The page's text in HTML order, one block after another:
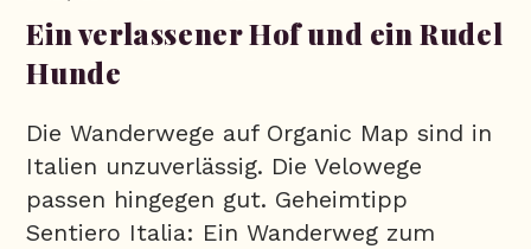
Ein verlassener Hof und ein Rudel
Hunde
Die Wanderwege auf Organic Map sind in
Italien unzuverlässig. Die Velowege
passen hingegen gut. Geheimtipp
Sentiero Italia: Ein Wanderweg zum